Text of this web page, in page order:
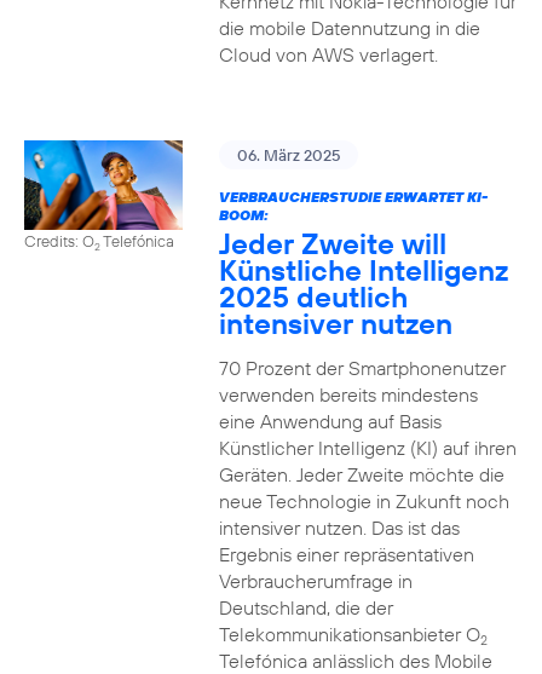
die mobile Datennutzung in die
Cloud von AWS verlagert.
Credits: O2Telefónica
06. März 2025
VERBRAUCHERSTUDIE ERWARTET KI-
BOOM:
Jeder Zweite will
Künstliche Intelligenz
2025 deutlich
intensiver nutzen
70 Prozent der Smartphonenutzer
verwenden bereits mindestens
eine Anwendung auf Basis
Künstlicher Intelligenz (KI) auf ihren
Geräten. Jeder Zweite möchte die
neue Technologie in Zukunft noch
intensiver nutzen. Das ist das
Ergebnis einer repräsentativen
Verbraucherumfrage in
Deutschland, die der
Telekommunikationsanbieter O2
Telefónica anlässlich des Mobile